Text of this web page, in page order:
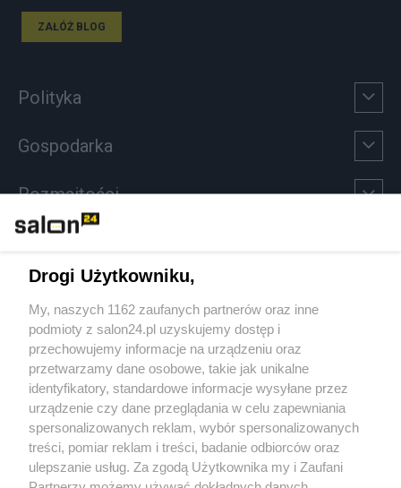
ZAŁÓŻ BLOG
Polityka
Gospodarka
Rozmaitości
Sport
Społeczeństwo
Kultura
X Facebook Instagram Youtube
Drogi Użytkowniku,
My, naszych 1162 zaufanych partnerów oraz inne
podmioty z salon24.pl uzyskujemy dostęp i
przechowujemy informacje na urządzeniu oraz
przetwarzamy dane osobowe, takie jak unikalne
identyfikatory, standardowe informacje wysyłane przez
urządzenie czy dane przeglądania w celu zapewniania
spersonalizowanych reklam, wybór spersonalizowanych
treści, pomiar reklam i treści, badanie odbiorców oraz
ulepszanie usług. Za zgodą Użytkownika my i Zaufani